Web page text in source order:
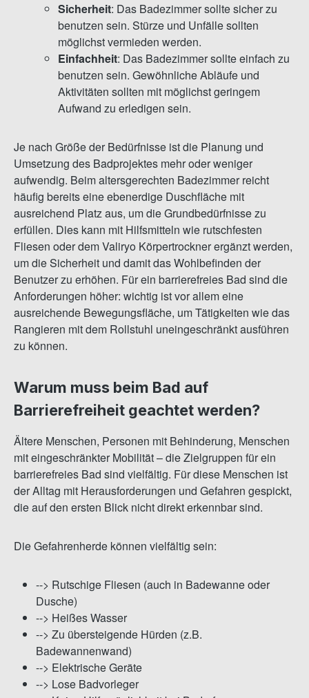
Sicherheit: Das Badezimmer sollte sicher zu
benutzen sein. Stürze und Unfälle sollten
möglichst vermieden werden.
Einfachheit: Das Badezimmer sollte einfach zu
benutzen sein. Gewöhnliche Abläufe und
Aktivitäten sollten mit möglichst geringem
Aufwand zu erledigen sein.
Je nach Größe der Bedürfnisse ist die Planung und
Umsetzung des Badprojektes mehr oder weniger
aufwendig. Beim altersgerechten Badezimmer reicht
häufig bereits eine ebenerdige Duschfläche mit
ausreichend Platz aus, um die Grundbedürfnisse zu
erfüllen. Dies kann mit Hilfsmitteln wie rutschfesten
Fliesen oder dem Valiryo Körpertrockner ergänzt werden,
um die Sicherheit und damit das Wohlbefinden der
Benutzer zu erhöhen. Für ein barrierefreies Bad sind die
Anforderungen höher: wichtig ist vor allem eine
ausreichende Bewegungsfläche, um Tätigkeiten wie das
Rangieren mit dem Rollstuhl uneingeschränkt ausführen
zu können.
Warum muss beim Bad auf
Barrierefreiheit geachtet werden?
Ältere Menschen, Personen mit Behinderung, Menschen
mit eingeschränkter Mobilität – die Zielgruppen für ein
barrierefreies Bad sind vielfältig. Für diese Menschen ist
der Alltag mit Herausforderungen und Gefahren gespickt,
die auf den ersten Blick nicht direkt erkennbar sind.
Die Gefahrenherde können vielfältig sein:
--> Rutschige Fliesen (auch in Badewanne oder
Dusche)
--> Heißes Wasser
--> Zu übersteigende Hürden (z.B.
Badewannenwand)
--> Elektrische Geräte
--> Lose Badvorleger